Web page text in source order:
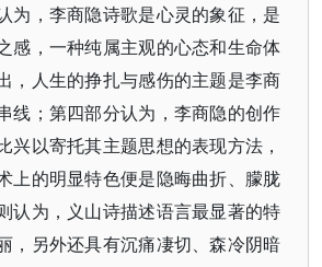
为，李商隐诗歌是心灵的象征，是
感，一种纯属主观的心态和生命体
，人生的挣扎与感伤的主题是李商
线；第四部分认为，李商隐的创作
兴以寄托其主题思想的表现方法，
上的明显特色便是隐晦曲折、朦胧
认为，义山诗描述语言最显著的特
，另外还具有沉痛凄切、森冷阴暗